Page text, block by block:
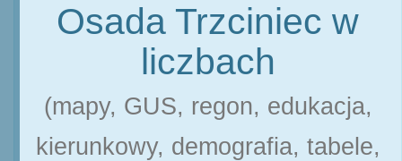
Osada Trzciniec w
liczbach
(mapy, GUS, regon, edukacja,
kierunkowy, demografia, tabele,